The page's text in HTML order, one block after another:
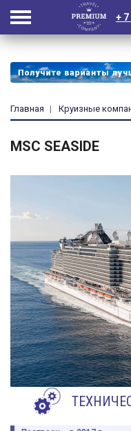
+
Главная Круизные
MSC SEASIDE